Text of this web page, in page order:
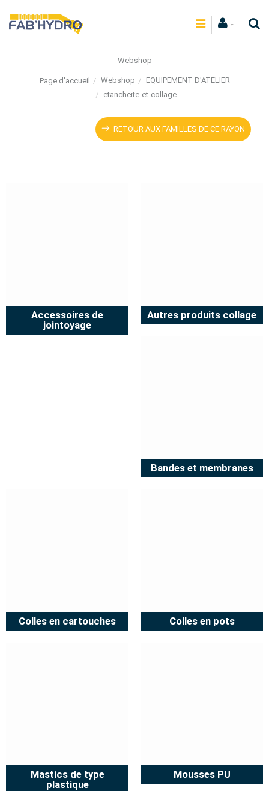
Webshop
Page d'accueil Webshop
EQUIPEMENT D'ATELIER
etancheite-et-collage
RETOUR AUX FAMILLES DE CE RAYON
Accessoires de
jointoyage
Autres produits collage
Bandes et membranes
Colles en cartouches Colles en pots
Mastics de type
plastique
Mousses PU